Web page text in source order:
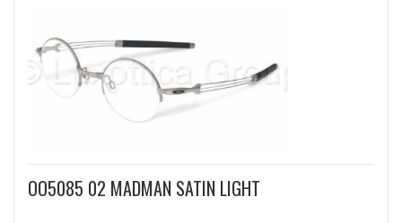
OO5085 02 MADMAN SATIN LIGHT